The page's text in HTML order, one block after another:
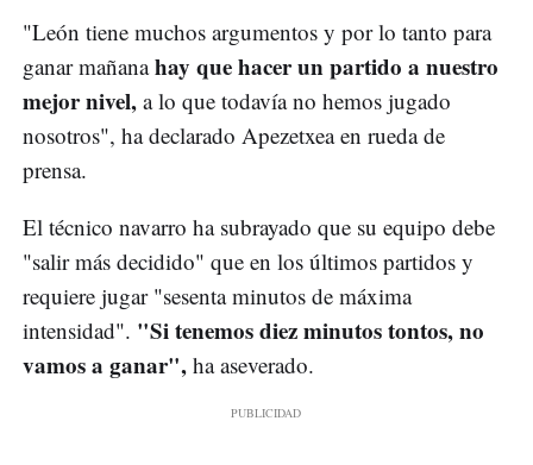
"León tiene muchos argumentos y por lo tanto para
ganar mañanahay que hacer un partido a nuestro
mejor nivel, a lo que todavía no hemos jugado
nosotros", ha declarado Apezetxea en rueda de
prensa.
El técnico navarro ha subrayado que su equipo debe
"salir más decidido" que en los últimos partidos y
requiere jugar "sesenta minutos de máxima
intensidad". "Si tenemos diez minutos tontos, no
vamos a ganar", ha aseverado.